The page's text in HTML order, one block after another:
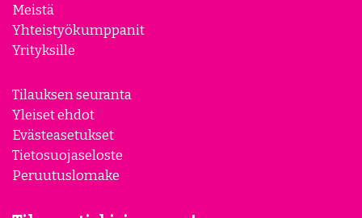
Meistä
Yhteistyökumppanit
Yrityksille
Tilauksen seuranta
Yleiset ehdot
Evästeasetukset
Tietosuojaseloste
Peruutuslomake